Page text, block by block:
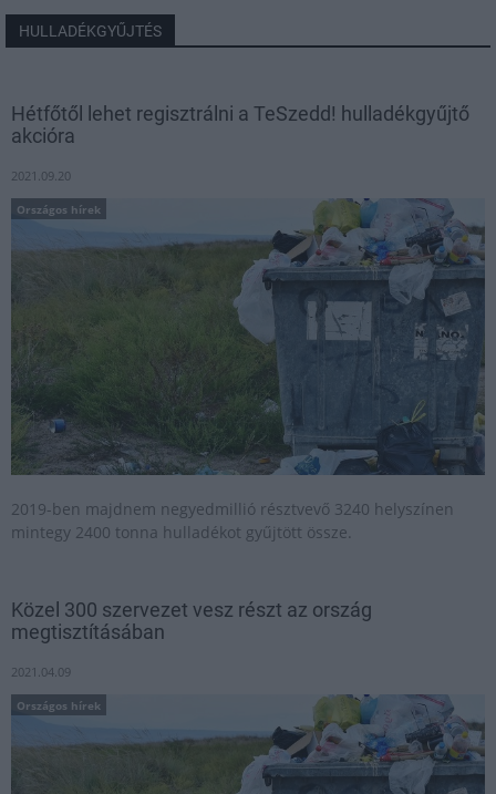
HULLADÉKGYŰJTÉS
Hétfőtől lehet regisztrálni a TeSzedd! hulladékgyűjtő
akcióra
2021.09.20
Országos hírek
2019-ben majdnem negyedmillió résztvevő 3240 helyszínen
mintegy 2400 tonna hulladékot gyűjtött össze.
Közel 300 szervezet vesz részt az ország
megtisztításában
2021.04.09
Országos hírek